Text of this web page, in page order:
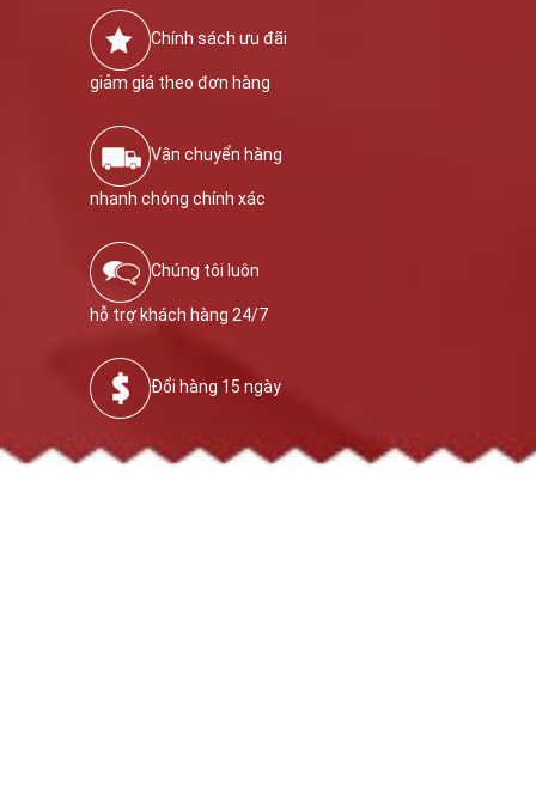
Chính sách ưu đãi
giảm giá theo đơn hàng
Vận chuyển hàng
nhanh chóng chính xác
Chúng tôi luôn
hỗ trợ khách hàng 24/7
Đổi hàng 15 ngày